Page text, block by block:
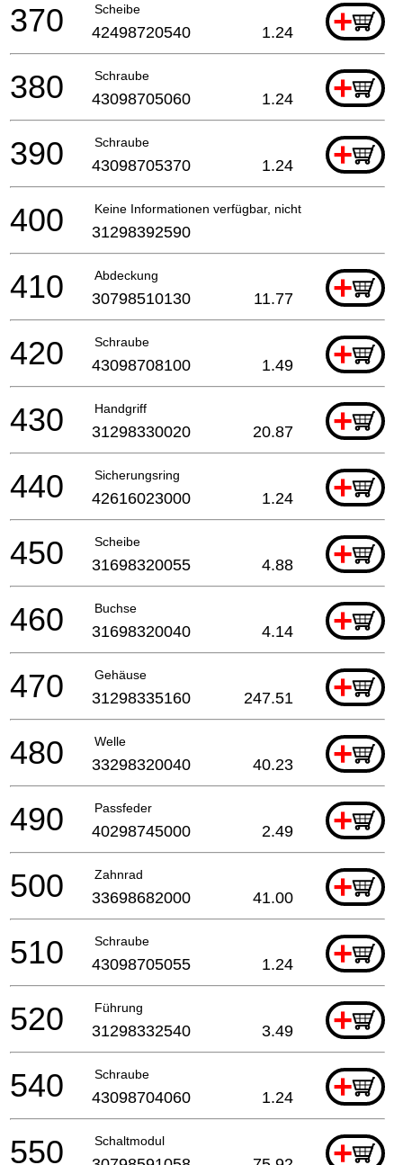
Scheibe +
370 42498720540 1.24
Schraube +
380 43098705060 1.24
Schraube +
390 43098705370 1.24
Keine Informationen verfügbar, nicht bestellbar
400 31298392590
Abdeckung +
410 30798510130 11.77
Schraube +
420 43098708100 1.49
Handgriff +
430 31298330020 20.87
Sicherungsring +
440 42616023000 1.24
Scheibe +
450 31698320055 4.88
Buchse +
460 31698320040 4.14
Gehäuse +
470 31298335160 247.51
Welle +
480 33298320040 40.23
Passfeder +
490 40298745000 2.49
Zahnrad +
500 33698682000 41.00
Schraube +
510 43098705055 1.24
Führung +
520 31298332540 3.49
Schraube +
540 43098704060 1.24
Schaltmodul +
550